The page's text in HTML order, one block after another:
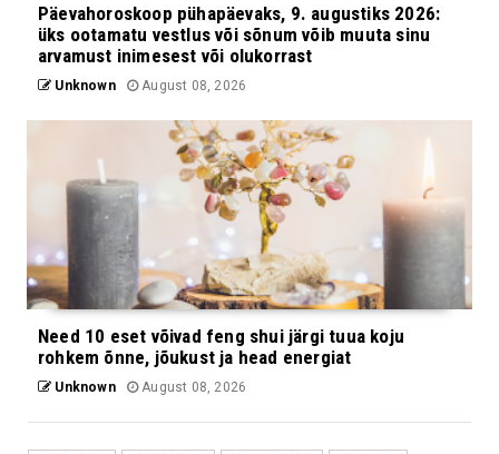
Päevahoroskoop pühapäevaks, 9. augustiks 2026:
üks ootamatu vestlus või sõnum võib muuta sinu
arvamust inimesest või olukorrast
Unknown August 08, 2026
Need 10 eset võivad feng shui järgi tuua koju
rohkem õnne, jõukust ja head energiat
Unknown August 08, 2026